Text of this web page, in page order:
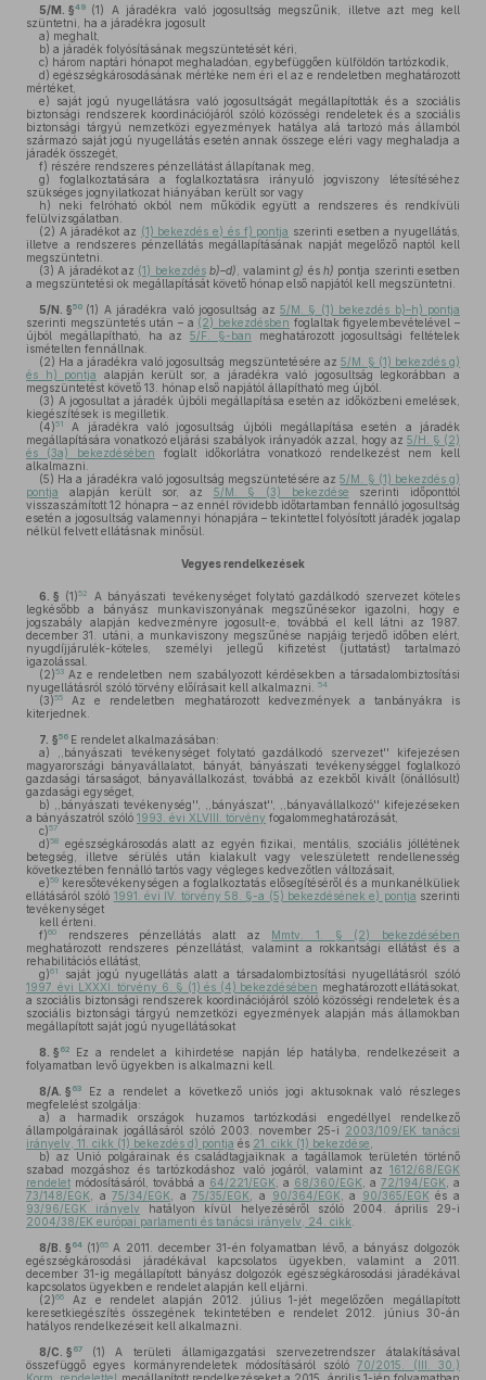
5/M. §49 (1)
A járadékra való jogosultság megszűnik, illetve azt meg kell
szüntetni, ha a járadékra jogosult
a) meghalt,
b) a járadék folyósításának megszüntetését kéri,
c) három naptári hónapot meghaladóan, egybefüggően külföldön tartózkodik,
d) egészségkárosodásának mértéke nem éri el az e rendeletben meghatározott
mértéket,
e) saját jogú nyugellátásra való jogosultságát megállapították és a szociális
biztonsági rendszerek koordinációjáról szóló közösségi rendeletek és a szociális
biztonsági tárgyú nemzetközi egyezmények hatálya alá tartozó más államból
származó saját jogú nyugellátás esetén annak összege eléri vagy meghaladja a
járadék összegét,
f) részére rendszeres pénzellátást állapítanak meg,
g) foglalkoztatására a foglalkoztatásra irányuló jogviszony létesítéséhez
szükséges jognyilatkozat hiányában került sor vagy
h) neki felróható okból nem működik együtt a rendszeres és rendkívüli
felülvizsgálatban.
(2) A járadékot az (1) bekezdés e) és f) pontja szerinti esetben a nyugellátás,
illetve a rendszeres pénzellátás megállapításának napját megelőző naptól kell
megszüntetni.
(3) A járadékot az (1) bekezdés b)–d) , valamintg) ésh) pontja szerinti esetben
a megszüntetési ok megállapítását követő hónap első napjától kell megszüntetni.
5/N. §50 (1) A járadékra való jogosultság az 5/M. § (1) bekezdés b)–h) pontja
szerinti megszüntetés után – a (2) bekezdésben foglaltak figyelembevételével –
újból megállapítható, ha az 5/F. §-ban meghatározott jogosultsági feltételek
ismételten fennállnak.
(2) Ha a járadékra való jogosultság megszüntetésére az 5/M. § (1) bekezdés g)
és h) pontja alapján került sor, a járadékra való jogosultság legkorábban a
megszüntetést követő 13. hónap első napjától állapítható meg újból.
(3) A jogosultat a járadék újbóli megállapítása esetén az időközbeni emelések,
kiegészítések is megilletik.
(4)51
A járadékra való jogosultság újbóli megállapítása esetén a járadék
megállapítására vonatkozó eljárási szabályok irányadók azzal, hogy az 5/H. § (2)
és (3a) bekezdésében foglalt időkorlátra vonatkozó rendelkezést nem kell
alkalmazni.
(5) Ha a járadékra való jogosultság megszüntetésére az5/M. § (1) bekezdés g)
pontja alapján került sor, az 5/M. § (3) bekezdése szerinti időponttól
visszaszámított 12 hónapra – az ennél rövidebb időtartamban fennálló jogosultság
esetén a jogosultság valamennyi hónapjára – tekintettel folyósított járadék jogalap
nélkül felvett ellátásnak minősül.
Vegyes rendelkezések
6. § (1)52
A bányászati tevékenységet folytató gazdálkodó szervezet köteles
legkésőbb a bányász munkaviszonyának megszűnésekor igazolni, hogy e
jogszabály alapján kedvezményre jogosult-e, továbbá el kell látni az 1987.
december 31. utáni, a munkaviszony megszűnése napjáig terjedő időben elért,
nyugdíjjárulék-köteles, személyi jellegű kifizetést (juttatást) tartalmazó
igazolással.
(2)53 Az e rendeletben nem szabályozott kérdésekben a társadalombiztosítási
nyugellátásról szóló törvény előírásait kell alkalmazni.
54
(3)55
Az e rendeletben meghatározott kedvezmények a tanbányákra is
kiterjednek.
7. §56 E rendelet alkalmazásában:
a) ,,bányászati tevékenységet folytató gazdálkodó szervezet'' kifejezésen
magyarországi bányavállalatot, bányát, bányászati tevékenységgel foglalkozó
gazdasági társaságot, bányavállalkozást, továbbá az ezekből kivált (önállósult)
gazdasági egységet,
b) ,,bányászati tevékenység'', ,,bányászat'', ,,bányavállalkozó'' kifejezéseken
a bányászatról szóló 1993. évi XLVIII. törvény fogalommeghatározását,
c)57
d)58
egészségkárosodás alatt az egyén fizikai, mentális, szociális jóllétének
betegség, illetve sérülés után kialakult vagy veleszületett rendellenesség
következtében fennálló tartós vagy végleges kedvezőtlen változásait,
e)59 keresőtevékenységen a foglalkoztatás elősegítéséről és a munkanélküliek
ellátásáról szóló 1991. évi IV. törvény 58. §-a (5) bekezdésének e) pontja szerinti
tevékenységet
kell érteni.
f)60 rendszeres pénzellátás alatt az Mmtv. 1. § (2) bekezdésében
meghatározott rendszeres pénzellátást, valamint a rokkantsági ellátást és a
rehabilitációs ellátást,
g)61
saját jogú nyugellátás alatt a társadalombiztosítási nyugellátásról szóló
1997. évi LXXXI. törvény 6. § (1) és (4) bekezdésében meghatározott ellátásokat,
a szociális biztonsági rendszerek koordinációjáról szóló közösségi rendeletek és a
szociális biztonsági tárgyú nemzetközi egyezmények alapján más államokban
megállapított saját jogú nyugellátásokat
8. § 62
Ez a rendelet a kihirdetése napján lép hatályba, rendelkezéseit a
folyamatban levő ügyekben is alkalmazni kell.
8/A. § 63
Ez a rendelet a következő uniós jogi aktusoknak való részleges
megfelelést szolgálja:
a) a harmadik országok huzamos tartózkodási engedéllyel rendelkező
állampolgárainak jogállásáról szóló 2003. november 25-i 2003/109/EK tanácsi
irányelv, 11. cikk (1) bekezdés d) pontja és 21. cikk (1) bekezdése
b) az Unió polgárainak és családtagjaiknak a tagállamok területén történő
szabad mozgáshoz és tartózkodáshoz való jogáról, valamint az 1612/68/EGK
rendelet módosításáról, továbbá a 64/221/EGK , a 68/360/EGK , a 72/194/EGK , a
73/148/EGK , a75/34/EGK , a75/35/EGK , a 90/364/EGK , a 90/365/EGK és a
93/96/EGK irányelv hatályon kívül helyezéséről szóló 2004. április 29-i
2004/38/EK európai parlamenti és tanácsi irányelv, 24. cikk
8/B. § 64 (1)65A 2011. december 31-én folyamatban lévő, a bányász dolgozók
egészségkárosodási járadékával kapcsolatos ügyekben, valamint a 2011.
december 31-ig megállapított bányász dolgozók egészségkárosodási járadékával
kapcsolatos ügyekben e rendelet alapján kell eljárni.
(2)66
Az e rendelet alapján 2012. július 1-jét megelőzően megállapított
keresetkiegészítés összegének tekintetében e rendelet 2012. június 30-án
hatályos rendelkezéseit kell alkalmazni.
8/C. § 67 (1) A területi államigazgatási szervezetrendszer átalakításával
összefüggő egyes kormányrendeletek módosításáról szóló70/2015. (III. 30.)